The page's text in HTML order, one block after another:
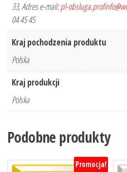
33, Adres e-mail:pl-
04 45 45
Kraj pochodzenia produktu
Polska
Kraj produkcji
Polska
Podobne produkty
Promocja!